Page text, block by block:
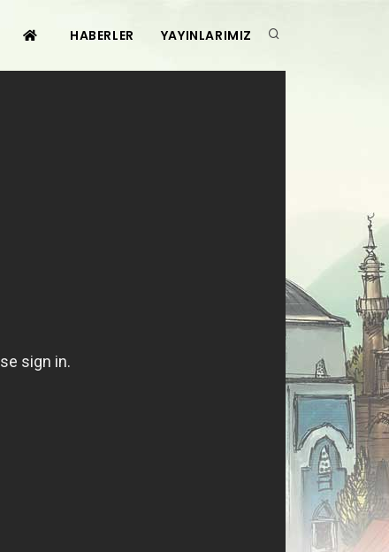
HABERLER YAYINLARIMIZ